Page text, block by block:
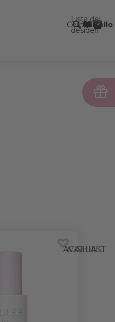
Cerca
Lista dei
desideri
Carrello
AGGIUNGI ALLA WISHLIST